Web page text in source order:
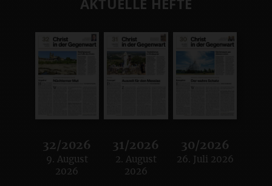
AKTUELLE HEFTE
32/2026
:
9. August
2026
31/2026
:
2. August
2026
30/2026
:
26. Juli 2026